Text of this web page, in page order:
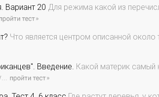
Вариант 20 Для режима какой из
Что является центром описанной
Введение. Какой материк самый